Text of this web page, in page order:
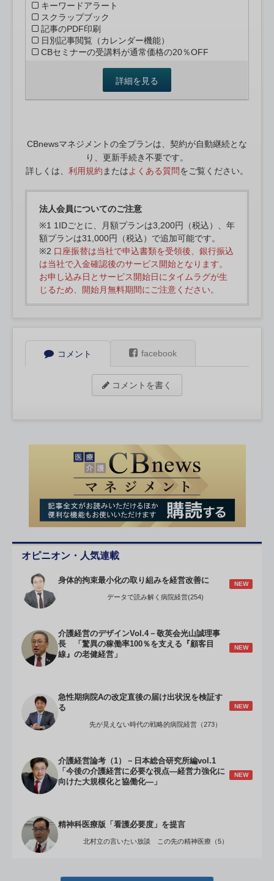
キーワードアラート
スクラップブック
記事のPDF印刷
日別記事閲覧（カレンダー機能）
CBセミナーの受講料が通常価格の20％OFF
詳細を見る
CBnewsマネジメントの全プランは、契約が自動継続とな
り、更新手続き不要です。
詳しくは、 利用規約 またはよくある質問をご覧ください。
法人会員についてのご注意
※1 1IDごとに、月額プランは3,200円（税込）、年
額プランは31,000円（税込）で追加可能です。
※2 口座振替は当社で申込書類を受領後、銀行振込
は当社で入金確認後のサービス開始となります。
お申し込み日とサービス開始日にタイムラグが生
じるため、開始月無料期間にご注意ください。
コメント facebook
コメントを書く
オピニオン・人気連載
身体的拘束最小化の取り組みを経営改善に NEW
データで読み解く病院経営(254)
介護経営のデザインVol.4－敬英会光山誠理事
長 「驚異の稼働率100％を支える『顧客目
線』の老健経営」
NEW
急性期病院Aの改定直後の届け出状況を検証す
る
NEW
先が見えない時代の戦略的病院経営（273）
介護経営論考（1）－日本総合研究所編vol.1
「今後の介護経営に必要な視点―経営力強化に
向けた大規模化と協働化―」
NEW
精神科医療版「看護必要度」を提言
北村立の言いたい放談 この先の精神医療（5）